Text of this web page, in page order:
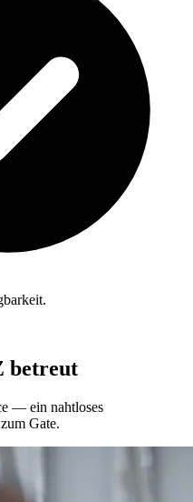
betreut
— ein nahtloses
Gate.